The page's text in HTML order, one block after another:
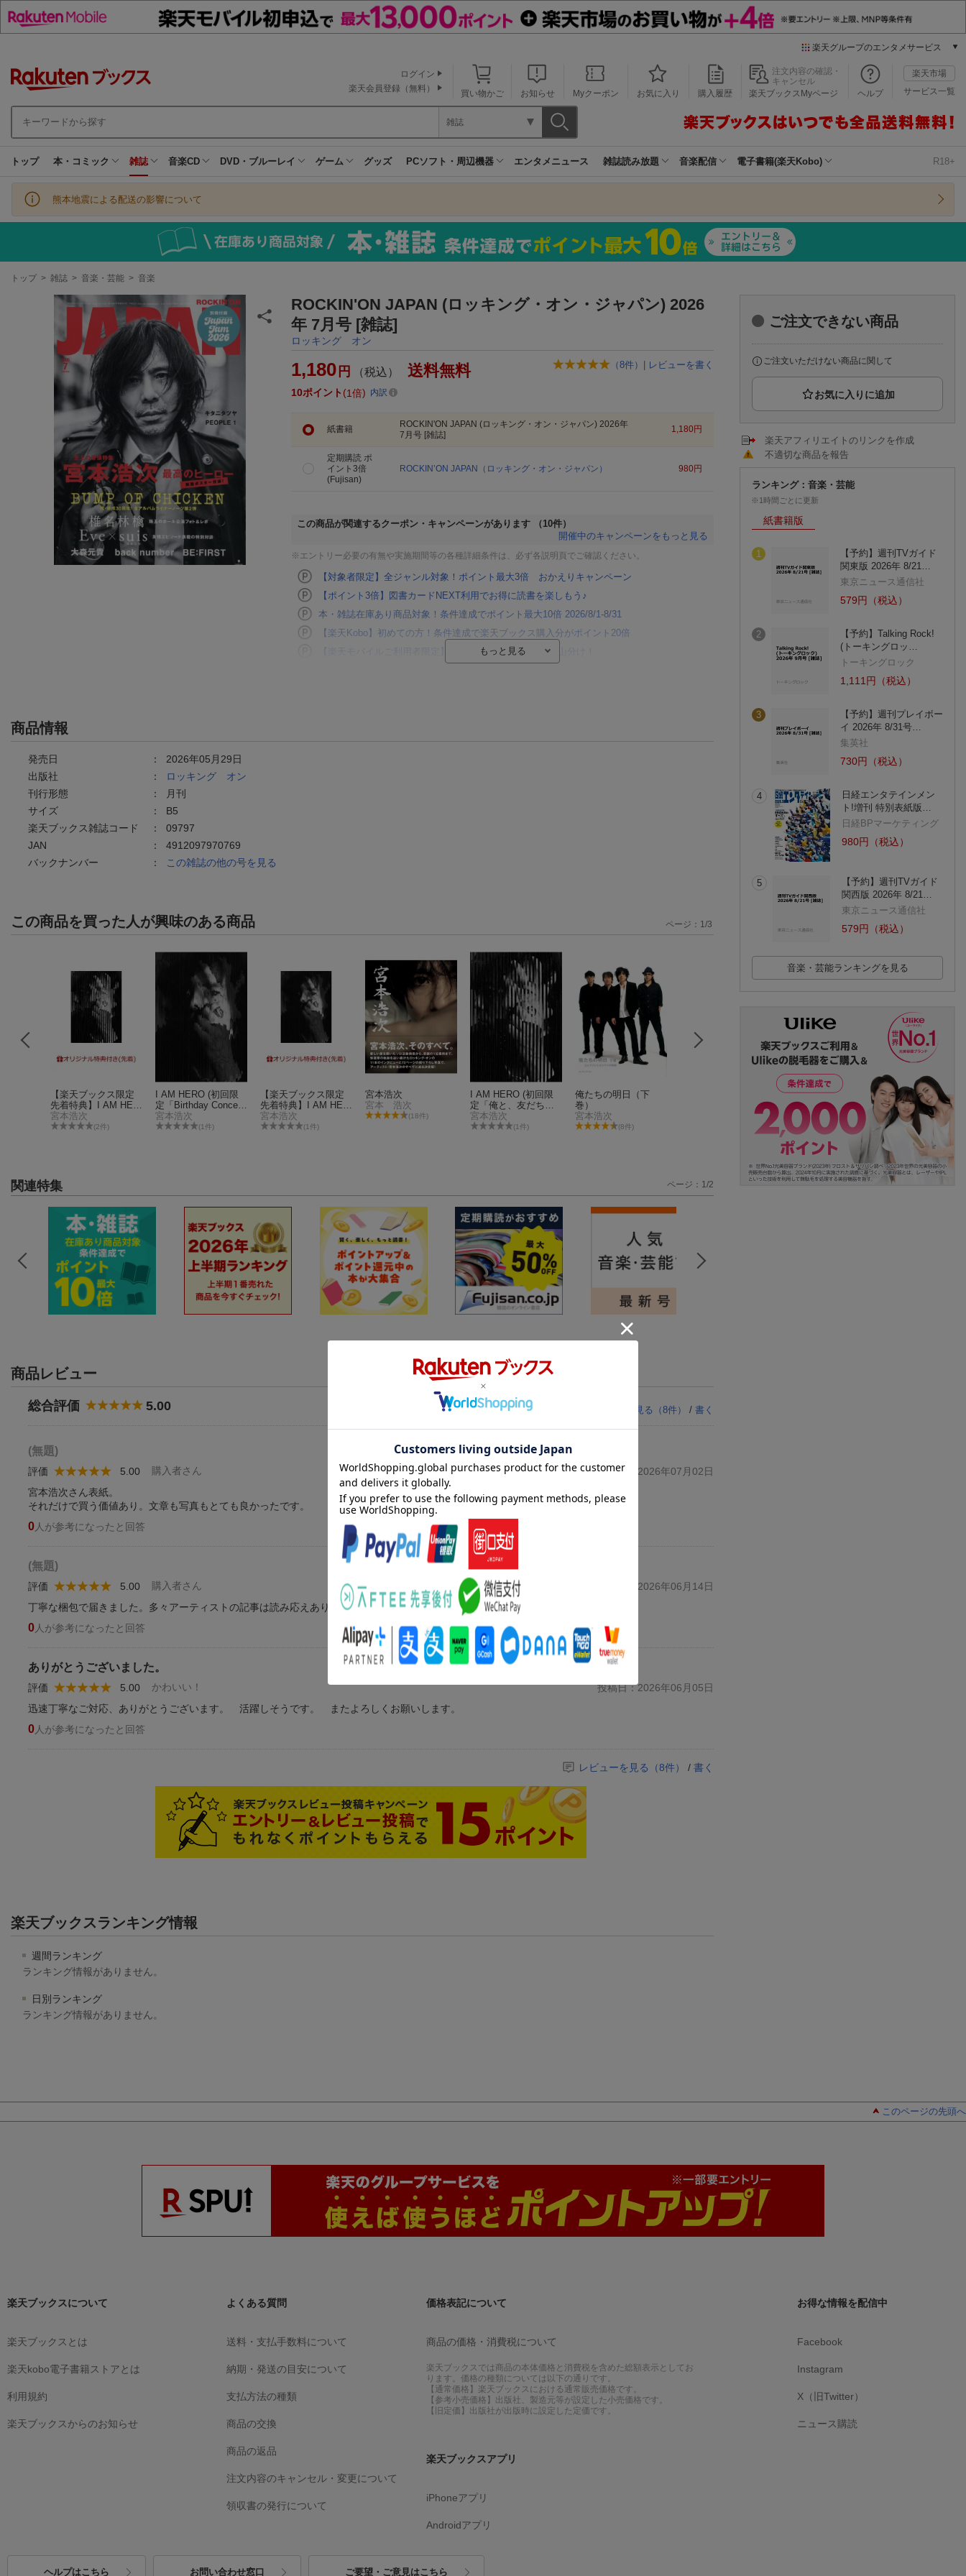
楽天グループのエンタメサービス
本/ゲーム/CD/DVD
楽天ブックス
楽天Kobo
楽天チケット
エンタメニュース
推し楽
買い物かご お知らせ Myクーポン お気に入り 購入履歴
注文内容の確認・
キャンセル
楽天ブックスMyページ
ヘルプ
楽天市場
サービス一覧
ログイン
楽天会員登録（無料）
雑誌
トップ 本・コミック 雑誌 音楽CD DVD・ブルーレイ ゲーム グッズ PCソフト・周辺機器 エンタメニュース 雑誌読み放題 音楽配信 電子書籍(楽天Kobo) R18+
熊本地震による配送の影響について
現
トップ > 雑誌 > 音楽・芸能 > 音楽
ROCKIN'ON JAPAN (ロッキング・オン・ジャパン) 2026
年 7月号 [雑誌]
ロッキング オン
（8件） | レビューを書く
1,180 円 （税込） 送料無料
10ポイント 1倍 内訳
紙書籍
ROCKIN'ON JAPAN (ロッキング・オン・ジャパン) 2026年
7月号 [雑誌]
1,180円
定期購読 ポ
イント3倍
(Fujisan)
ROCKIN’ON JAPAN（ロッキング・オン・ジャパン） 980円
この商品が関連するクーポン・キャンペーンがあります
（10件）
開催中のキャンペーンをもっと見る
※エントリー必要の有無や実施期間等の各種詳細条件は、必ず各説明頁でご確認ください。
【対象者限定】全ジャンル対象！ポイント最大3倍 おかえりキャンペーン
【ポイント3倍】図書カードNEXT利用でお得に読書を楽しもう♪
本・雑誌在庫あり商品対象！条件達成でポイント最大10倍 2026/8/1-8/31
【楽天Kobo】初めての方！条件達成で楽天ブックス購入分がポイント20倍
【楽天モバイルご利用者限定】条件達成で100万ポイント山分け！
商品情報
発売日 ： 2026年05月29日
出版社
：
ロッキング オン
刊行形態
：
月刊
サイズ
： B5
楽天ブックス雑誌コード
： 09797
JAN
： 4912097970769
バックナンバー
： この雑誌の他の号を見る
この商品を買った人が興味のある商品
【楽天ブックス限定
先着特典】I AM HER
O (初回限定「俺と、
友だち」盤 CD＋Blu-r
宮本浩次
(2件)
I AM HERO (初回限
定「Birthday Concert
最高の日、最高の
時」盤 CD＋Blu-ray)
宮本浩次
(1件)
【楽天ブックス限定
先着特典】I AM HER
O (初回限定「Birthda
y Concert 最高の日、
宮本浩次
(1件)
宮本浩次
宮本 浩次
(18件)
I AM HERO (初回限
定「俺と、友だち」
盤 CD＋Blu-ray)
宮本浩次
(1件)
俺たちの明日（下
巻）
宮本浩次
(8件)
sha・la・la・la (初回
限定盤 2CD＋PHOTO
BOOK)
宮本浩次
(12件)
I AM HERO (通常
宮本浩次
(3件)
ページ： 1/3
関連特集 ページ：1/2
商品レビュー
総合評価 5.00 レビューを見る（8件） / 書く
(無題)
購入者さん
評価 5.00
投稿日：2026年07月02日
宮本浩次さん表紙。
それだけで買う価値あり。文章も写真もとても良かったです。
0 人が参考になったと回答
(無題)
購入者さん
評価 5.00
投稿日：2026年06月14日
丁寧な梱包で届きました。多々アーティストの記事は読み応えあり、別冊も楽しめました。
0 人が参考になったと回答
ありがとうございました。
かわいい！
評価 5.00
投稿日：2026年06月05日
迅速丁寧なご対応、ありがとうございます。 活躍しそうです。 またよろしくお願いします。
0 人が参考になったと回答
レビューを見る（8件） / 書く
楽天ブックスランキング情報
週間ランキング
ランキング情報がありません。
日別ランキング
ランキング情報がありません。
ご注文できない商品
ご注文いただけない商品に関して
楽天アフィリエイトのリンクを作成
不適切な商品を報告
ランキング：音楽・芸能
※1時間ごとに更新
紙書籍版
1
【予約】週刊TVガイド
関東版 2026年 8/21…
東京ニュース通信社
579円（税込）
2
【予約】Talking Rock!
(トーキングロッ…
トーキングロック
1,111円（税込）
3
【予約】週刊プレイボー
イ 2026年 8/31号…
集英社
730円（税込）
4
日経エンタテインメン
ト!増刊 特別表紙版…
日経BPマーケティング
980円（税込）
5
【予約】週刊TVガイド
関西版 2026年 8/21…
東京ニュース通信社
579円（税込）
音楽・芸能ランキングを見る
このページの先頭へ
楽天ブックスについて
楽天ブックスとは
楽天kobo電子書籍ストアとは
利用規約
楽天ブックスからのお知らせ
よくある質問
送料・支払手数料について
納期・発送の目安について
支払方法の種類
商品の交換
商品の返品
注文内容のキャンセル・変更について
領収書の発行について
価格表記について
商品の価格・消費税について
楽天ブックスでは商品の本体価格と消費税を含めた総額表示としてお
ります。価格の種類については以下の通りです。
【通常価格】楽天ブックスにおける通常販売価格です。
【参考小売価格】出版社、製造元等が設定した小売価格です。
【旧定価】出版社が出版時に設定した定価です。
楽天ブックスアプリ
iPhoneアプリ
Androidアプリ
お得な情報を配信中
Facebook
Instagram
X（旧Twitter）
ニュース購読
ヘルプはこちら お問い合わせ窓口 ご要望・ご意見はこちら